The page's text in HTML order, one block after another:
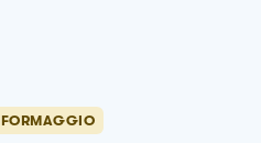
FORMAGGIO